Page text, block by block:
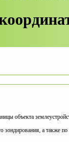
объекта
зондирования, а также